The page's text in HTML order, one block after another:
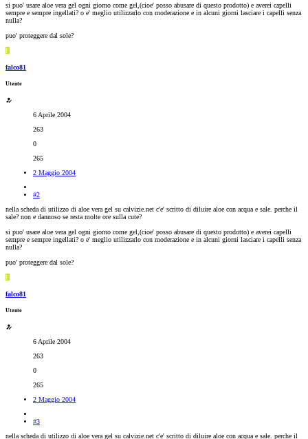
si puo' usare aloe vera gel ogni giorno come gel,(cioe' posso abusare di questo prodotto) e averei capelli
sempre e sempre ingellati? o e' meglio utilizzarlo con moderazione e in alcuni giorni lasciare i capelli senza
nulla?
puo' proteggere dal sole?
F
falco81
Utente
6 Aprile 2004
263
0
265
2 Maggio 2004
#2
nella scheda di utilizzo di aloe vera gel su calvizie.net c'e' scritto di diluire aloe con acqua e sale. perche il
sale? non e dannoso se resta molte ore sulla cute?
si puo' usare aloe vera gel ogni giorno come gel,(cioe' posso abusare di questo prodotto) e averei capelli
sempre e sempre ingellati? o e' meglio utilizzarlo con moderazione e in alcuni giorni lasciare i capelli senza
nulla?
puo' proteggere dal sole?
F
falco81
Utente
6 Aprile 2004
263
0
265
2 Maggio 2004
#3
nella scheda di utilizzo di aloe vera gel su calvizie.net c'e' scritto di diluire aloe con acqua e sale. perche il